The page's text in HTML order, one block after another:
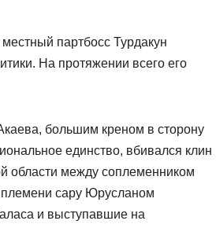
партбосс Турдакун
На протяжении всего его
большим креном в сторону
единство, вбивался клин
области между соплеменником
сару Юрусланом
и выступавшие на